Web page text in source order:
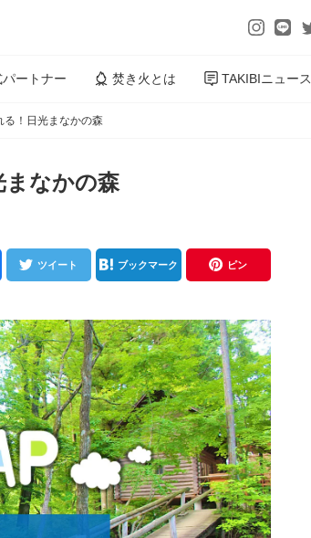
ートナー 焚き火とは TAKIBIニュース
る！日光まなかの森
まなかの森
ツイート ブックマーク ピン